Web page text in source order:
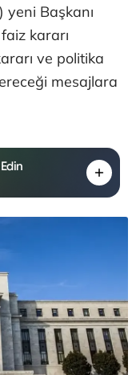
yeni Başkanı
kararı
ve politika
mesajlara